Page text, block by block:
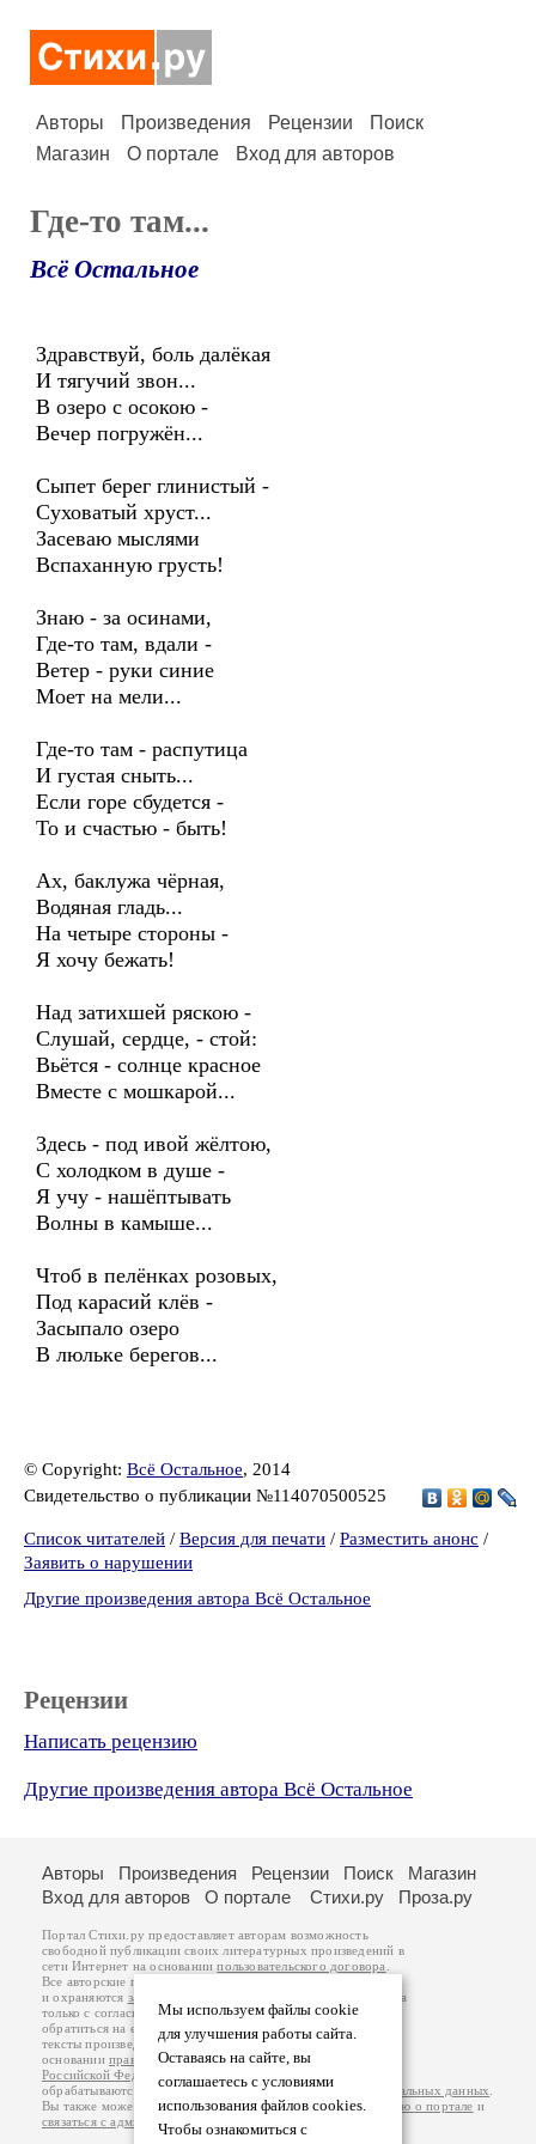
Авторы Произведения Рецензии
Поиск
Магазин
О портале Вход для авторов
Где-то там...
Всё Остальное
Здравствуй, боль далёкая
И тягучий звон...
В озеро с осокою -
Вечер погружён...
Сыпет берег глинистый -
Суховатый хруст...
Засеваю мыслями
Вспаханную грусть!
Знаю - за осинами,
Где-то там, вдали -
Ветер - руки синие
Моет на мели...
Где-то там - распутица
И густая сныть...
Если горе сбудется -
То и счастью - быть!
Ах, баклужа чёрная,
Водяная гладь...
На четыре стороны -
Я хочу бежать!
Над затихшей ряскою -
Слушай, сердце, - стой:
Вьётся - солнце красное
Вместе с мошкарой...
Здесь - под ивой жёлтою,
С холодком в душе -
Я учу - нашёптывать
Волны в камыше...
Чтоб в пелёнках розовых,
Под карасий клёв -
Засыпало озеро
В люльке берегов...
© Copyright: Всё Остальное, 2014
Свидетельство о публикации №114070500525
Список читателей / Версия для печати / Разместить анонс /
Заявить о нарушении
Другие произведения автора Всё Остальное
Рецензии
Написать рецензию
Другие произведения автора Всё Остальное
Мы используем файлы cookie
для улучшения работы сайта.
Оставаясь на сайте, вы
соглашаетесь с условиями
использования файлов cookies.
Чтобы ознакомиться с
Авторы Произведения Рецензии Поиск
Магазин
Вход для авторов
О портале Стихи.ру Проза.ру
Портал Стихи.ру предоставляет авторам возможность
свободной публикации своих литературных произведений в
сети Интернет на основаниипользовательского договора
Все авторские права на произведения принадлежат авторам
и охраняются законом
. Перепечатка произведений возможна
только с согласия его автора, к которому вы можете
обратиться на его авторской странице. Ответственность за
тексты произведений авторы несут самостоятельно на
основанииправил публикацииизаконодательства
Российской Федерации
обрабатываются на основанииПолитики обработки персональных данных
Вы также можете посмотреть более подробнуюинформацию о портале и
связаться с администрацией